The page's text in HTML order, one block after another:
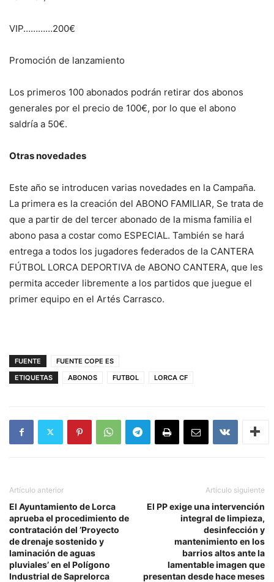
VIP…………200€
Promoción de lanzamiento
Los primeros 100 abonados podrán retirar dos abonos
generales por el precio de 100€, por lo que el abono
saldría a 50€.
Otras novedades
Este año se introducen varias novedades en la Campaña.
La primera es la creación del ABONO FAMILIAR, Se trata de
que a partir de del tercer abonado de la misma familia el
abono pasa a costar como ESPECIAL. También se hará
entrega a todos los jugadores federados de la CANTERA
FÚTBOL LORCA DEPORTIVA de ABONO CANTERA, que les
permita acceder libremente a los partidos que juegue el
primer equipo en el Artés Carrasco.
FUENTE
FUENTE COPE ES
ETIQUETAS
ABONOS FUTBOL LORCA CF
Artículo anterior
El Ayuntamiento de Lorca
aprueba el procedimiento de
contratación del ’Proyecto
de drenaje sostenido y
laminación de aguas
pluviales’ en el Polígono
Industrial de Saprelorca
Artículo siguiente
El PP exige una intervención
integral de limpieza,
desinfección y
mantenimiento en los
barrios altos ante la
lamentable imagen que
presentan desde hace meses